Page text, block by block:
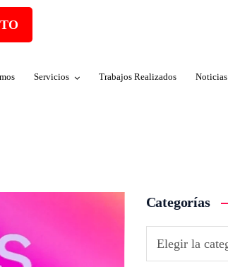
Servicios Trabajos Realizados Noticias
Categorías